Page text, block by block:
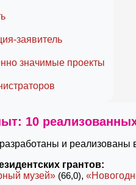
заявитель
значимые проекты
10
и
грантов:
музей» (66,0),